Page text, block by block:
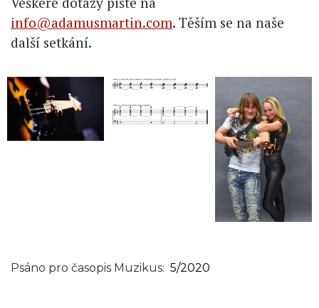
info@adamusmartin.com. Těším se na naše
další setkání.
Psáno pro časopis Muzikus 5/2020